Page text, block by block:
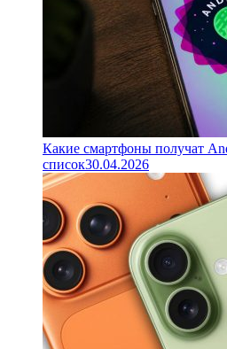
Какие смартфоны получат
список30.04.2026